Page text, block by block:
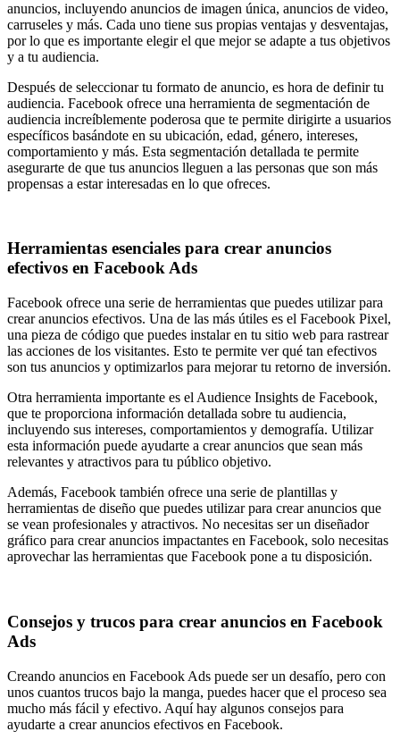
anuncios, incluyendo anuncios de imagen única, anuncios de video,
carruseles y más. Cada uno tiene sus propias ventajas y desventajas,
por lo que es importante elegir el que mejor se adapte a tus objetivos
y a tu audiencia.
Después de seleccionar tu formato de anuncio, es hora de definir tu
audiencia. Facebook ofrece una herramienta de segmentación de
audiencia increíblemente poderosa que te permite dirigirte a usuarios
específicos basándote en su ubicación, edad, género, intereses,
comportamiento y más. Esta segmentación detallada te permite
asegurarte de que tus anuncios lleguen a las personas que son más
propensas a estar interesadas en lo que ofreces.
Herramientas esenciales para crear anuncios
efectivos en Facebook Ads
Facebook ofrece una serie de herramientas que puedes utilizar para
crear anuncios efectivos. Una de las más útiles es el Facebook Pixel,
una pieza de código que puedes instalar en tu sitio web para rastrear
las acciones de los visitantes. Esto te permite ver qué tan efectivos
son tus anuncios y optimizarlos para mejorar tu retorno de inversión.
Otra herramienta importante es el Audience Insights de Facebook,
que te proporciona información detallada sobre tu audiencia,
incluyendo sus intereses, comportamientos y demografía. Utilizar
esta información puede ayudarte a crear anuncios que sean más
relevantes y atractivos para tu público objetivo.
Además, Facebook también ofrece una serie de plantillas y
herramientas de diseño que puedes utilizar para crear anuncios que
se vean profesionales y atractivos. No necesitas ser un diseñador
gráfico para crear anuncios impactantes en Facebook, solo necesitas
aprovechar las herramientas que Facebook pone a tu disposición.
Consejos y trucos para crear anuncios en Facebook
Ads
Creando anuncios en Facebook Ads puede ser un desafío, pero con
unos cuantos trucos bajo la manga, puedes hacer que el proceso sea
mucho más fácil y efectivo. Aquí hay algunos consejos para
ayudarte a crear anuncios efectivos en Facebook.